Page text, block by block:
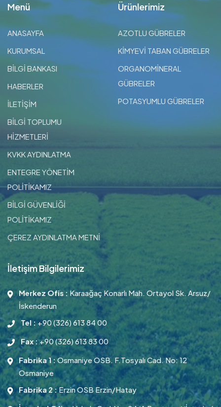
Menü
ANASAYFA
KURUMSAL
BİLGİ BANKASI
HABERLER
İLETİŞİM
BİLGİ TOPLUMU
HİZMETLERİ
KVKK AYDINLATMA
ENTEGRE YÖNETİM
POLİTİKAMIZ
BİLGİ GÜVENLİĞİ
POLİTİKAMIZ
ÇEREZ AYDINLATMA METNİ
Ürünlerimiz
AZOTLU GÜBRELER
KİMYEVİ TABAN GÜBRELER
ORGANOMİNERAL
GÜBRELER
POTASYUMLU GÜBRELER
İletişim Bilgilerimiz
Merkez Ofis :Karaağaç Konarlı Mah. Ortayol Sk. Arsuz/
İskenderun
Tel : +90 (326) 613 84 00
Fax :+90 (326) 613 83 00
Fabrika 1 : Osmaniye OSB. F.Tosyalı Cad. No: 12
Osmaniye
Fabrika 2 :Erzin OSB Erzin/Hatay